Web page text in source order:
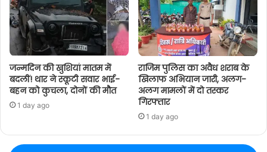
जन्मदिन की खुशियां मातम में
बदलीं! थार ने स्कूटी सवार भाई-
बहन को कुचला, दोनों की मौत
1 day ago
राजिम पुलिस का अवैध शराब के
खिलाफ अभियान जारी, अलग-
अलग मामलों में दो तस्कर
गिरफ्तार
1 day ago